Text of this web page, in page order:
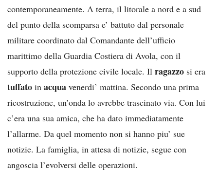
contemporaneamente. A terra, il litorale a nord e a sud
del punto della scomparsa e’ battuto dal personale
militare coordinato dal Comandante dell’ufficio
marittimo della Guardia Costiera di Avola, con il
supporto della protezione civile locale. Il ragazzo si era
tuffato in acqua venerdi’ mattina. Secondo una prima
ricostruzione, un’onda lo avrebbe trascinato via. Con lui
c’era una sua amica, che ha dato immediatamente
l’allarme. Da quel momento non si hanno piu’ sue
notizie. La famiglia, in attesa di notizie, segue con
angoscia l’evolversi delle operazioni.